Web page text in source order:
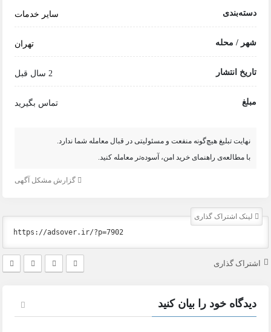
دسته‌بندی سایر خدمات
شهر / محله تهران
تاریخ انتشار 2 سال قبل
مبلغ تماس بگیرید
نهایت تبلیغ هیچ‌گونه منفعت و مسئولیتی در قبال معامله شما ندارد.
با مطالعه‌ی راهنمای خرید امن، آسوده‌تر معامله کنید.
گزارش مشکل آگهی
لینک اشتراک گذاری
اشتراک گذاری
دیدگاه خود را بیان کنید